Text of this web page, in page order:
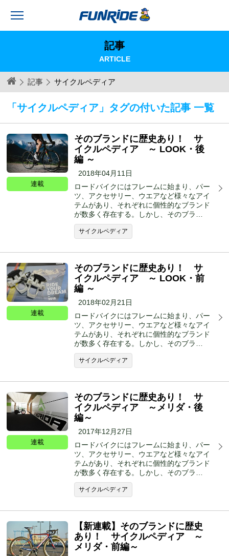
記事
ARTICLE
記事 サイクルペディア
「サイクルペディア」タグの付いた記事 一覧
連載
そのブランドに歴史あり！ サ
イクルペディア ～ LOOK・後
編 ～
2018年04月11日
ロードバイクにはフレームに始まり、パー
ツ、アクセサリー、ウエアなど様々なアイ
テムがあり、それぞれに個性的なブランド
が数多く存在する。しかし、そのブラ…
サイクルペディア
連載
そのブランドに歴史あり！ サ
イクルペディア ～ LOOK・前
編 ～
2018年02月21日
ロードバイクにはフレームに始まり、パー
ツ、アクセサリー、ウエアなど様々なアイ
テムがあり、それぞれに個性的なブランド
が数多く存在する。しかし、そのブラ…
サイクルペディア
連載
そのブランドに歴史あり！ サ
イクルペディア ～メリダ・後
編～
2017年12月27日
ロードバイクにはフレームに始まり、パー
ツ、アクセサリー、ウエアなど様々なアイ
テムがあり、それぞれに個性的なブランド
が数多く存在する。しかし、そのブラ…
サイクルペディア
【新連載】そのブランドに歴史
あり！ サイクルペディア ～
メリダ・前編～